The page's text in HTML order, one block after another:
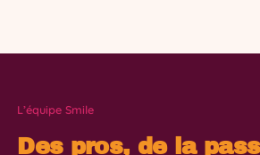
L’équipe Smile
Des pros, de la